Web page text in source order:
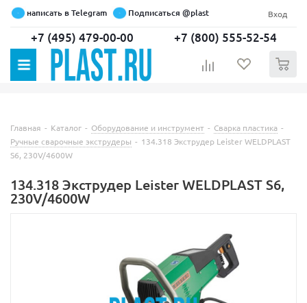
написать в Telegram Подписаться @plast Вход
+7 (495) 479-00-00 +7 (800) 555-52-54
Главная - Каталог - Оборудование и инструмент - Сварка пластика -
Ручные сварочные экструдеры - 134.318 Экструдер Leister WELDPLAST
S6, 230V/4600W
134.318 Экструдер Leister WELDPLAST S6,
230V/4600W